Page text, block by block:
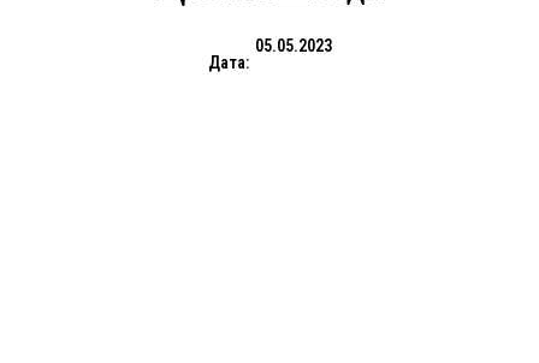
Дата:
05.05.2023